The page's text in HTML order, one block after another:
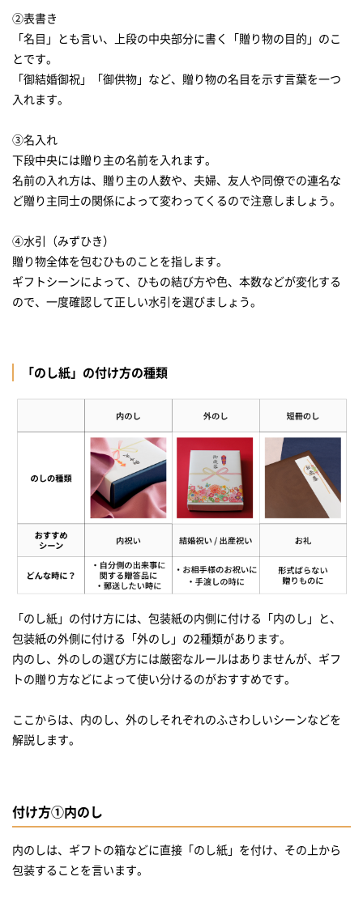
②表書き
「名目」とも言い、上段の中央部分に書く「贈り物の目的」のこ
とです。
「御結婚御祝」「御供物」など、贈り物の名目を示す言葉を一つ
入れます。
③名入れ
下段中央には贈り主の名前を入れます。
名前の入れ方は、贈り主の人数や、夫婦、友人や同僚での連名な
ど贈り主同士の関係によって変わってくるので注意しましょう。
④水引（みずひき）
贈り物全体を包むひものことを指します。
ギフトシーンによって、ひもの結び方や色、本数などが変化する
「のし紙」の付け方の種類
「のし紙」の付け方には、包装紙の内側に付ける「内のし」と、
包装紙の外側に付ける「外のし」の2種類があります。
内のし、外のしの選び方には厳密なルールはありませんが、ギフ
トの贈り方などによって使い分けるのがおすすめです。
ここからは、内のし、外のしそれぞれのふさわしいシーンなどを
解説します。
付け方①内のし
内のしは、ギフトの箱などに直接「のし紙」を付け、その上から
包装することを言います。